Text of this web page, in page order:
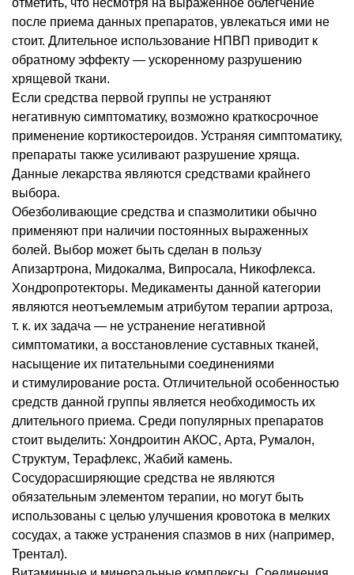
после приема данных препаратов, увлекаться ими не
стоит. Длительное использование НПВП приводит к
обратному эффекту — ускоренному разрушению
хрящевой ткани.
Если средства первой группы не устраняют
негативную симптоматику, возможно краткосрочное
применение кортикостероидов. Устраняя симптоматику,
препараты также усиливают разрушение хряща.
Данные лекарства являются средствами крайнего
выбора.
Обезболивающие средства и спазмолитики обычно
применяют при наличии постоянных выраженных
болей. Выбор может быть сделан в пользу
Апизартрона, Мидокалма, Випросала, Никофлекса.
Хондропротекторы. Медикаменты данной категории
являются неотъемлемым атрибутом терапии артроза,
т. к. их задача — не устранение негативной
симптоматики, а восстановление суставных тканей,
насыщение их питательными соединениями
и стимулирование роста. Отличительной особенностью
средств данной группы является необходимость их
длительного приема. Среди популярных препаратов
стоит выделить: Хондроитин АКОС, Арта, Румалон,
Структум, Терафлекс, Жабий камень.
Сосудорасширяющие средства не являются
обязательным элементом терапии, но могут быть
использованы с целью улучшения кровотока в мелких
сосудах, а также устранения спазмов в них (например,
Трентал).